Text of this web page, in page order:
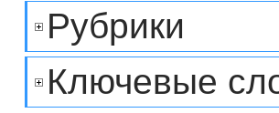
Рубрики
Ключевые